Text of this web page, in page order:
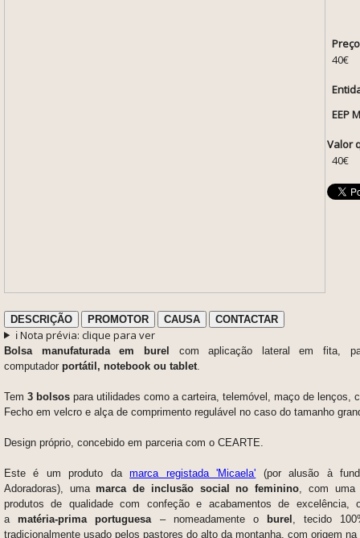
40€
EEP
Valor
40€
DESCRIÇÃO PROMOTOR CAUSA CONTACTAR
ℹ️ Nota prévia: clique para ver
Bolsa manufaturada em burel com aplicação lateral em fita,
computador portátil, notebook ou tablet
Tem 3 bolsos para utilidades como a carteira, telemóvel, maço de lenços,
Fecho em velcro e alça de comprimento regulável no caso do tamanho
Design próprio, concebido em parceria com o CEARTE.
Este é um produto damarca registada 'Micaela'
(por alusão à
Adoradoras), umamarca de inclusão social no feminino , com
produtos de qualidade com confeção e acabamentos de excelência,
amatéria-prima portuguesa – nomeadamente o burel , tecido
tradicionalmente usado pelos pastores do alto da montanha, com origem